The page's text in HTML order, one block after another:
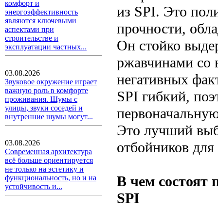
комфорт и
энергоэффективность
являются ключевыми
аспектами при
строительстве и
эксплуатации частных...
03.08.2026
Звуковое окружение играет
важную роль в комфорте
проживания. Шумы с
улицы, звуки соседей и
внутренние шумы могут...
03.08.2026
Современная архитектура
всё больше ориентируется
не только на эстетику и
функциональность, но и на
устойчивость и...
из SPI. Это
прочности,
Он стойко
ржавчинами со
негативных
SPI гибкий,
Это лучший
отбойников для
В чем состоят
SPI